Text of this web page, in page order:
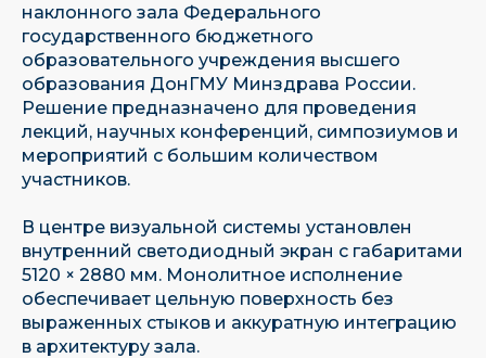
наклонного зала Федерального
государственного бюджетного
образовательного учреждения высшего
образования ДонГМУ Минздрава России.
Решение предназначено для проведения
лекций, научных конференций, симпозиумов и
мероприятий с большим количеством
участников.
В центре визуальной системы установлен
внутренний светодиодный экран с габаритами
5120 × 2880 мм. Монолитное исполнение
обеспечивает цельную поверхность без
выраженных стыков и аккуратную интеграцию
в архитектуру зала.